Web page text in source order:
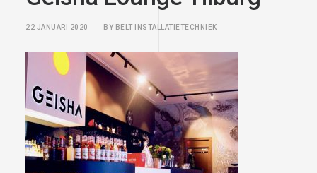
22 JANUARI 2020 BY BELT INSTALLATIETECHNIEK